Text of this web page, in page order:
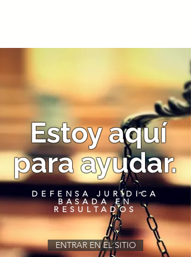
Estoy aquí
para ayudar.
DEFENSA JURÍDICA
BASADA EN
RESULTADOS
ENTRAR EN EL SITIO